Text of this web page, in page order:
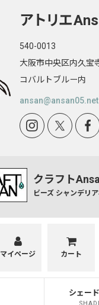
アトリエ
540-0013
大阪市中央区内久宝
コバルトブルー内
ansan@ansan05.net
クラフト
ビーズ シャンデリ
シェー
マイページ カート